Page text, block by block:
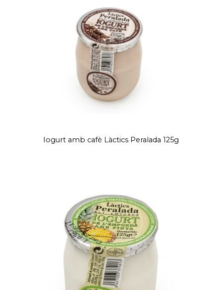
Iogurt amb cafè Làctics Peralada 125g